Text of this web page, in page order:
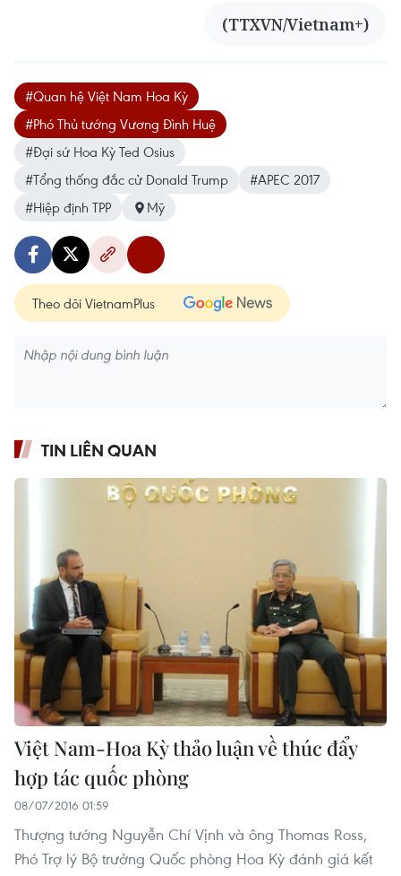
(TTXVN/Vietnam+)
#Quan hệ Việt Nam Hoa Kỳ
#Phó Thủ tướng Vương Đình Huệ
#Đại sứ Hoa Kỳ Ted Osius
#Tổng thống đắc cử Donald Trump
#APEC 2017
#Hiệp định TPP
Mỹ
Theo dõi VietnamPlus
TIN LIÊN QUAN
Việt Nam-Hoa Kỳ thảo luận về thúc đẩy
hợp tác quốc phòng
08/07/2016 01:59
Thượng tướng Nguyễn Chí Vịnh và ông Thomas Ross,
Phó Trợ lý Bộ trưởng Quốc phòng Hoa Kỳ đánh giá kết